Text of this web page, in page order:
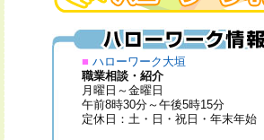
■ ハローワーク大垣
職業相談・紹介
月曜日～金曜日
午前8時30分～午後5時15分
定休日：土・日・祝日・年末年始